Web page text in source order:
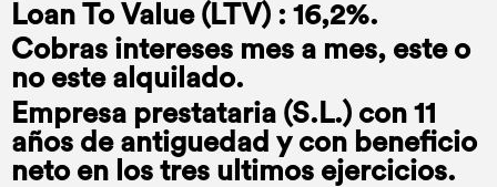
Loan To Value (LTV) : 16,2%.
Cobras intereses mes a mes, este o
no este alquilado.
Empresa prestataria (S.L.) con 11
años de antiguedad y con beneficio
neto en los tres ultimos ejercicios.